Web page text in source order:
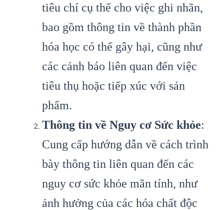
tiêu chí cụ thể cho việc ghi nhãn,
bao gồm thông tin về thành phần
hóa học có thể gây hại, cũng như
các cảnh báo liên quan đến việc
tiêu thụ hoặc tiếp xúc với sản
phẩm.
Thông tin về Nguy cơ Sức khỏe:
Cung cấp hướng dẫn về cách trình
bày thông tin liên quan đến các
nguy cơ sức khỏe mãn tính, như
ảnh hưởng của các hóa chất độc